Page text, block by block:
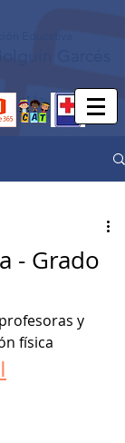
- Grado
y
física